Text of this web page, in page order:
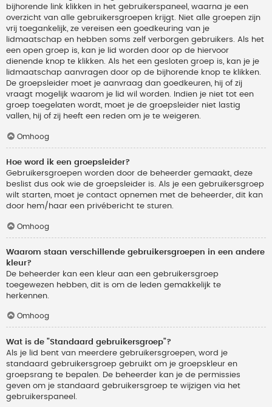
bijhorende link klikken in het gebruikerspaneel, waarna je een
overzicht van alle gebruikersgroepen krijgt. Niet alle groepen zijn
vrij toegankelijk, ze vereisen een goedkeuring van je
lidmaatschap en hebben soms zelf verborgen gebruikers. Als het
een open groep is, kan je lid worden door op de hiervoor
dienende knop te klikken. Als het een gesloten groep is, kan je je
lidmaatschap aanvragen door op de bijhorende knop te klikken.
De groepsleider moet je aanvraag dan goedkeuren, hij of zij
vraagt mogelijk waarom je lid wil worden. Indien je niet tot een
groep toegelaten wordt, moet je de groepsleider niet lastig
vallen, hij of zij heeft een reden om je te weigeren.
Omhoog
Hoe word ik een groepsleider?
Gebruikersgroepen worden door de beheerder gemaakt, deze
beslist dus ook wie de groepsleider is. Als je een gebruikersgroep
wilt starten, moet je contact opnemen met de beheerder, dit kan
door hem/haar een privébericht te sturen.
Omhoog
Waarom staan verschillende gebruikersgroepen in een andere
kleur?
De beheerder kan een kleur aan een gebruikersgroep
toegewezen hebben, dit is om de leden gemakkelijk te
herkennen.
Omhoog
Wat is de "Standaard gebruikersgroep"?
Als je lid bent van meerdere gebruikersgroepen, word je
standaard gebruikersgroep gebruikt om je groepskleur en
groepsrang te bepalen. De beheerder kan je de permissies
geven om je standaard gebruikersgroep te wijzigen via het
gebruikerspaneel.